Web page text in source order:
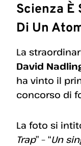
Scienza È
Di Un
La
David
ha vinto il
concorso di
La foto si
Trap” – “Un